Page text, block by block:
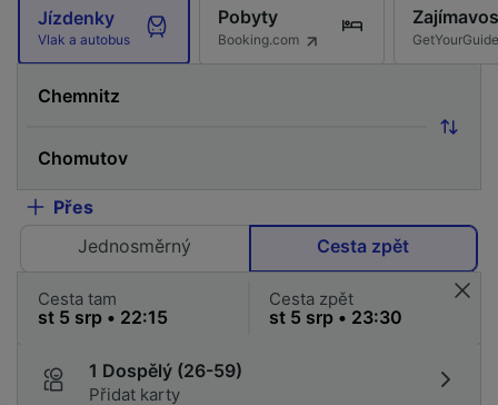
Jízdenky
Vlak a autobus
Pobyty
Booking.com GetYourGuide
Přes
Jednosměrný
Cesta zpět
Cesta tam Cesta zpět
1 Dospělý (26-59)
Přidat karty